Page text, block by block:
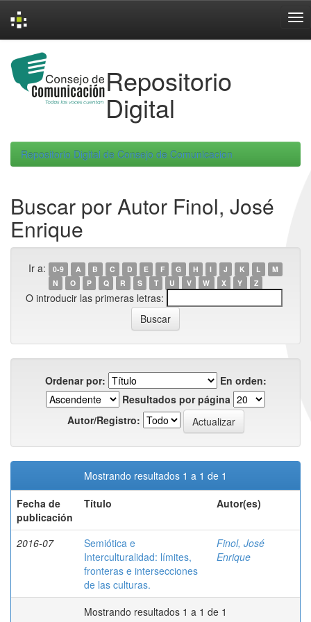
navigation
Repositorio
Digital
Repositorio Digital de Consejo de Comunicacion
Buscar por Autor Finol, José
Enrique
Ir a: 0-9 A B C D E F G H I J K L
M
N
O P Q R S T U V W X Y Z
O introducir las primeras letras:
Ordenar por:
En orden:
Resultados por página
Autor/Registro:
Mostrando resultados 1 a 1 de 1
Fecha de
publicación
Título Autor(es)
2016-07
Semiótica e
Interculturalidad: límites,
fronteras e intersecciones
de las culturas.
Finol, José
Enrique
Mostrando resultados 1 a 1 de 1